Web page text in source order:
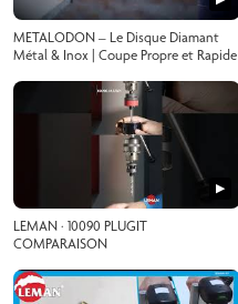
METALODON – Le Disque Diamant
Métal & Inox | Coupe Propre et Rapide
▶
LEMAN · 10090 PLUGIT
COMPARAISON